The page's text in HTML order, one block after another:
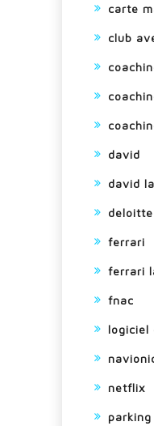
carte
club
david
david
deloitte
ferrari
ferrari
fnac
logiciel
netflix
parking